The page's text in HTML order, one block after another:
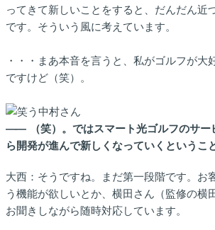
ってきて新しいことをすると、だんだん近
です。そういう風に考えています。
・・・まあ本音を言うと、私がゴルフが大
ですけど（笑）。
――
（笑）。ではスマート光ゴルフのサ
ら開発が進んで新しくなっていくというこ
大西：そうですね。まだ第一段階です。お
う機能が欲しいとか、横田さん（監修の横
お聞きしながら随時対応しています。